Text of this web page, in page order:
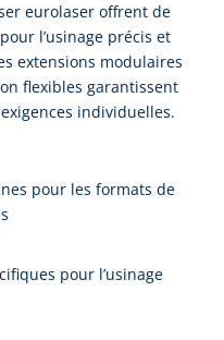
eurolaser offrent de
l’usinage précis et
extensions modulaires
flexibles garantissent
individuelles.
pour les for­mats de
pour l’u­si­na­ge